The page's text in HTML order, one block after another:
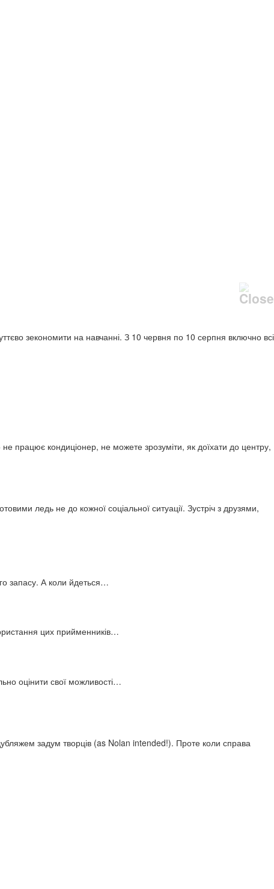
зекономити на навчанні. З 10 червня по 10 серпня включно всі
працює кондиціонер, не можете зрозуміти, як доїхати до центру,
ледь не до кожної соціальної ситуації. Зустріч з друзями,
запасу. А коли йдеться…
цих прийменників…
оцінити свої можливості…
задум творців (as Nolan intended!). Проте коли справа